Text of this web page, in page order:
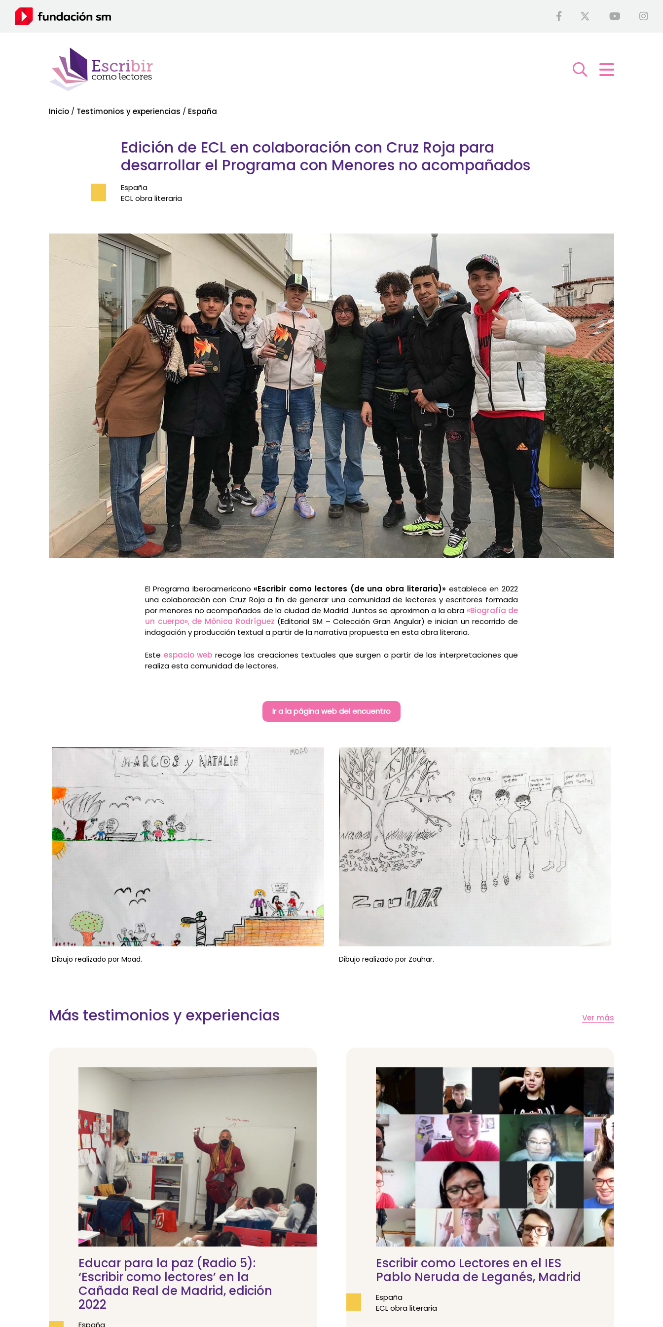
Inicio / Testimonios y experiencias / España
Edición de ECL en colaboración con Cruz Roja para
desarrollar el Programa con Menores no acompañados
España
ECL obra literaria
El Programa Iberoamericano«Escribir como lectores (de una obra literaria)» establece en 2022
una colaboración con Cruz Roja a fin de generar una comunidad de lectores y escritores formada
por menores no acompañados de la ciudad de Madrid. Juntos se aproximan a la obra «Biografía de
un cuerpo», de Mónica Rodríguez (Editorial SM – Colección Gran Angular) e inician un recorrido de
indagación y producción textual a partir de la narrativa propuesta en esta obra literaria.
Este espacio web recoge las creaciones textuales que surgen a partir de las interpretaciones que
realiza esta comunidad de lectores.
Ir a la página web del encuentro
Dibujo realizado por Moad. Dibujo realizado por Zouhar.
Más testimonios y experiencias Ver más
Educar para la paz (Radio 5):
‘Escribir como lectores’ en la
Cañada Real de Madrid, edición
2022
España
Escribir como Lectores en el IES
Pablo Neruda de Leganés, Madrid
España
ECL obra literaria